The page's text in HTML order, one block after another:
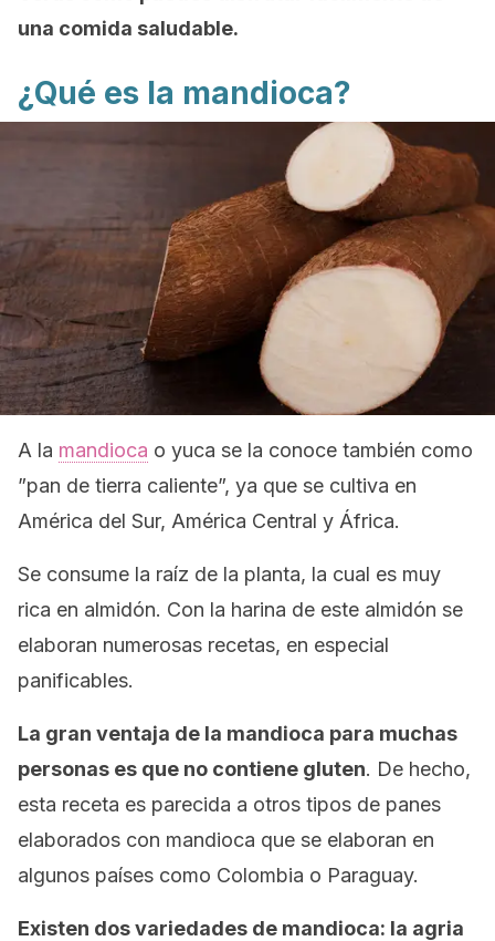
una comida saludable.
¿Qué es la mandioca?
A la mandioca o yuca se la conoce también como
”pan de tierra caliente”, ya que se cultiva en
América del Sur, América Central y África.
Se consume la raíz de la planta, la cual es muy
rica en almidón. Con la harina de este almidón se
elaboran numerosas recetas, en especial
panificables.
La gran ventaja de la mandioca para muchas
personas es que no contiene gluten. De hecho,
esta receta es parecida a otros tipos de panes
elaborados con mandioca que se elaboran en
algunos países como Colombia o Paraguay.
Existen dos variedades de mandioca: la agria